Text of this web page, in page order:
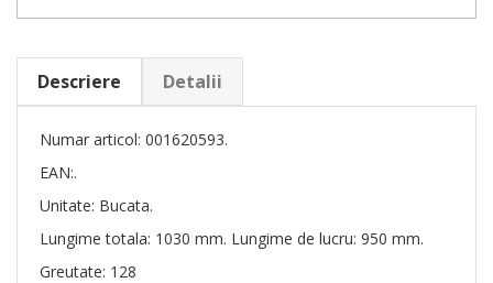
Descriere Detalii
Numar articol: 001620593.
EAN:.
Unitate: Bucata.
Lungime totala: 1030 mm. Lungime de lucru: 950 mm.
Greutate: 128